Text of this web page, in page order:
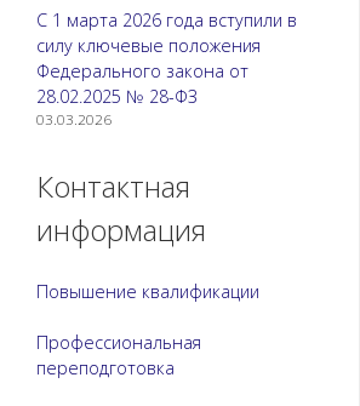
С 1 марта 2026 года вступили в
силу ключевые положения
Федерального закона от
28.02.2025 № 28-ФЗ
03.03.2026
Контактная
информация
Повышение квалификации
Профессиональная
переподготовка